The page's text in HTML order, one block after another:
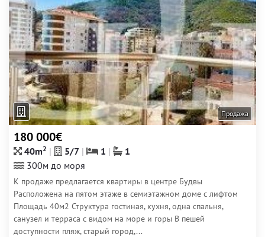
Продажа
180 000€
40m2 5/7 1
1
300м до моря
К продаже предлагается квартиры в центре Будвы
Расположена на пятом этаже в семиэтажном доме с лифтом
Площадь 40м2 Структура гостиная, кухня, одна спальня,
санузел и терраса с видом на море и горы В пешей
доступности пляж, старый город,...